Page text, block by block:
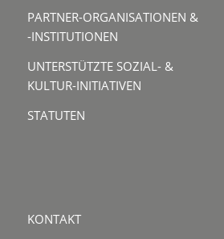
PARTNER-ORGANISATIONEN &
-INSTITUTIONEN
UNTERSTÜTZTE SOZIAL- &
KULTUR-INITIATIVEN
STATUTEN
KONTAKT